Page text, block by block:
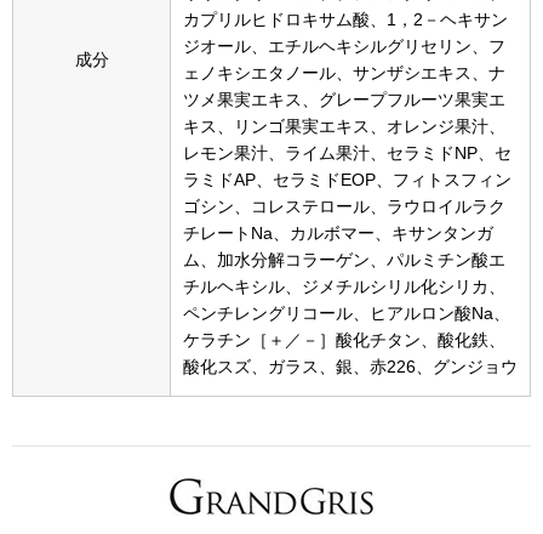
すべて見る
ウオッチ／ア
ウオッチ
ネックレス
ブレスレット
その他
成分
カプリルヒドロキサム酸、1，2－ヘキサン
ジオール、エチルヘキシルグリセリン、フ
ェノキシエタノール、サンザシエキス、ナ
ツメ果実エキス、グレープフルーツ果実エ
キス、リンゴ果実エキス、オレンジ果汁、
レモン果汁、ライム果汁、セラミドNP、セ
ラミドAP、セラミドEOP、フィトスフィン
ゴシン、コレステロール、ラウロイルラク
チレートNa、カルボマー、キサンタンガ
ム、加水分解コラーゲン、パルミチン酸エ
チルヘキシル、ジメチルシリル化シリカ、
ペンチレングリコール、ヒアルロン酸Na、
ケラチン［＋／－］酸化チタン、酸化鉄、
酸化スズ、ガラス、銀、赤226、グンジョウ